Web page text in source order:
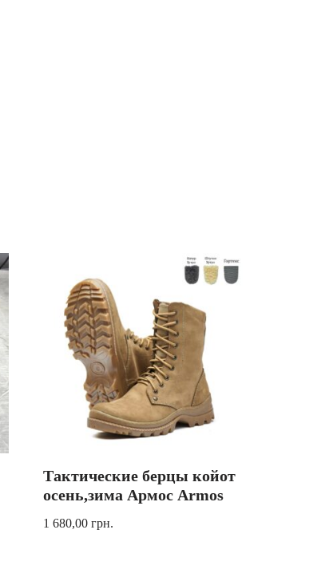
Тактические берцы койот
осень,зима Армос Armos
1 680,00грн.